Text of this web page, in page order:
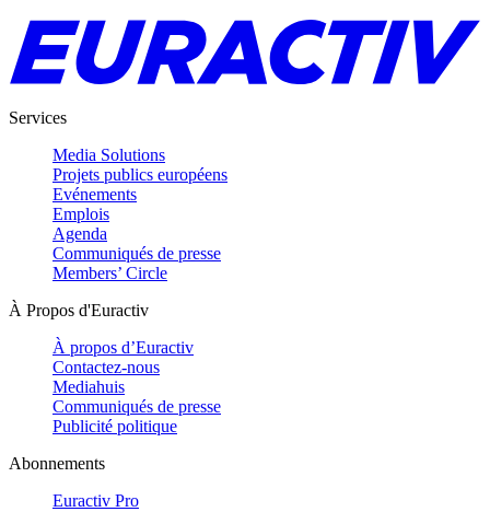
Services
Media Solutions
Projets publics européens
Evénements
Emplois
Agenda
Communiqués de presse
Members’ Circle
À Propos d'Euractiv
À propos d’Euractiv
Contactez-nous
Mediahuis
Communiqués de presse
Publicité politique
Abonnements
Euractiv Pro